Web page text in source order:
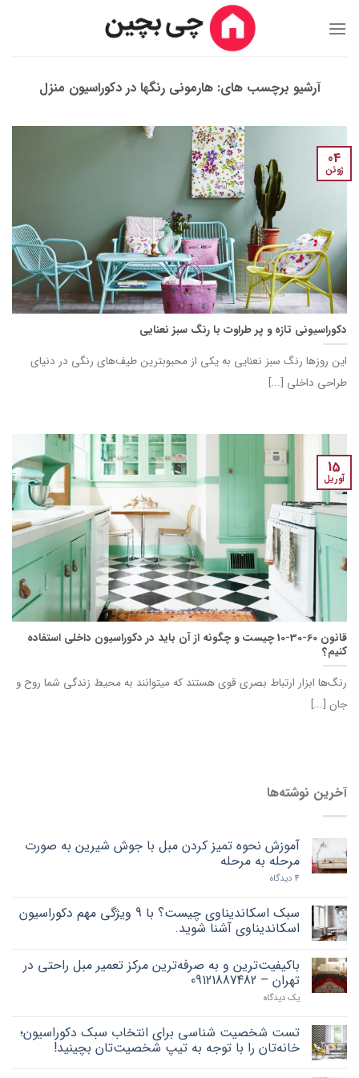
آرشیو برچسب های:هارمونی رنگها در دکوراسیون منزل
دکوراسیونی تازه و پر طراوت با رنگ سبز نعنایی
این روزها رنگ سبز نعنایی به یکی از محبوب‎ترین طیف‌های رنگی در دنیای
طراحی داخلی [...]
04
ژوئن
قانون 60-30-10 چیست و چگونه از آن باید در دکوراسیون داخلی استفاده
کنیم؟
رنگ‌ها‎‌ ابزار ارتباط بصری قوی هستند که می‎توانند به محیط زندگی شما روح و
جان [...]
15
آوریل
آخرین نوشته‌ها
آموزش نحوه تمیز کردن مبل با جوش شیرین به صورت
مرحله به مرحله
4 دیدگاه
سبک اسکاندیناوی چیست؟ با 9 ویژگی مهم دکوراسیون
اسکاندیناوی آشنا شوید.
باکیفیت‌ترین و به صرفه‌ترین مرکز تعمیر مبل راحتی در
تهران – 09121887482
یک دیدگاه
تست شخصیت شناسی برای انتخاب سبک دکوراسیون؛
خانه‌تان را با توجه به تیپ شخصیت‌تان بچینید!